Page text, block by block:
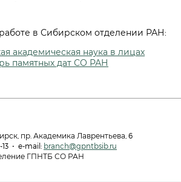
в Сибирском отделении РАН:
академическая наука в лицах
памятных дат СО РАН
пр. Академика Лаврентьева, 6
13 • e-mail: branch@gpntbsib.ru
ГПНТБ СО РАН